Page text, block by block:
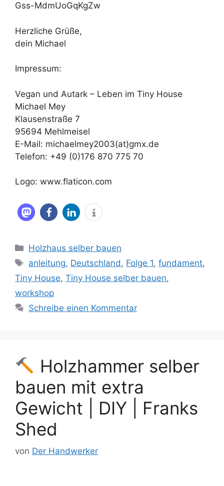
Gss-MdmUoGqKgZw
Herzliche Grüße,
dein Michael
Impressum:
Vegan und Autark – Leben im Tiny House
Michael Mey
Klausenstraße 7
95694 Mehlmeisel
E-Mail: michaelmey2003(at)gmx.de
Telefon: +49 (0)176 870 775 70
Logo: www.flaticon.com
Kategorien
Holzhaus selber bauen
Schlagwörter
anleitung, Deutschland , Folge 1,fundament,
Tiny House, Tiny House selber bauen,
workshop
Schreibe einen Kommentar
Holzhammer selber
bauen mit extra
Gewicht | DIY | Franks
Shed
von Der Handwerker